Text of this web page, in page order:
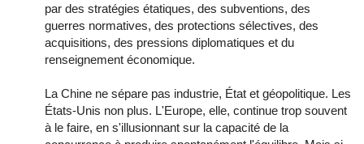
par des stratégies étatiques, des subventions, des
guerres normatives, des protections sélectives, des
acquisitions, des pressions diplomatiques et du
renseignement économique.
La Chine ne sépare pas industrie, État et géopolitique. Les
États-Unis non plus. L'Europe, elle, continue trop souvent
à le faire, en s'illusionnant sur la capacité de la